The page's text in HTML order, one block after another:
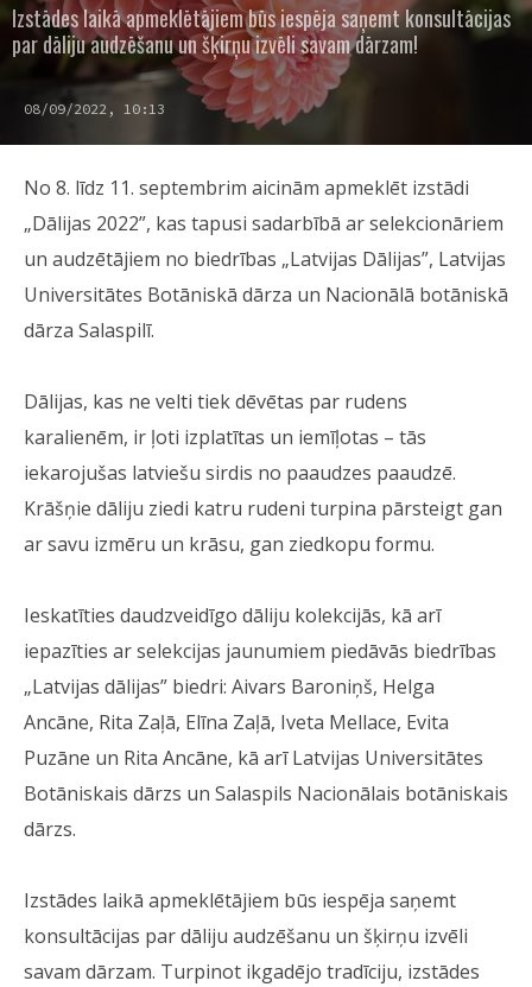
Izstādes laikā apmeklētājiem būs iespēja saņemt konsultācijas
par dāliju audzēšanu un šķirņu izvēli savam dārzam!
08/09/2022, 10:13
No 8. līdz 11. septembrim aicinām apmeklēt izstādi
„Dālijas 2022”, kas tapusi sadarbībā ar selekcionāriem
un audzētājiem no biedrības „Latvijas Dālijas”, Latvijas
Universitātes Botāniskā dārza un Nacionālā botāniskā
dārza Salaspilī.
Dālijas, kas ne velti tiek dēvētas par rudens
karalienēm, ir ļoti izplatītas un iemīļotas – tās
iekarojušas latviešu sirdis no paaudzes paaudzē.
Krāšņie dāliju ziedi katru rudeni turpina pārsteigt gan
ar savu izmēru un krāsu, gan ziedkopu formu.
Ieskatīties daudzveidīgo dāliju kolekcijās, kā arī
iepazīties ar selekcijas jaunumiem piedāvās biedrības
„Latvijas dālijas” biedri: Aivars Baroniņš, Helga
Ancāne, Rita Zaļā, Elīna Zaļā, Iveta Mellace, Evita
Puzāne un Rita Ancāne, kā arī Latvijas Universitātes
Botāniskais dārzs un Salaspils Nacionālais botāniskais
dārzs.
Izstādes laikā apmeklētājiem būs iespēja saņemt
konsultācijas par dāliju audzēšanu un šķirņu izvēli
savam dārzam. Turpinot ikgadējo tradīciju, izstādes